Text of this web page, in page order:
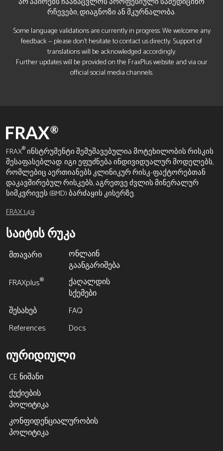
რჩევები, დიაგნოზი ან მკურნალობა.
Some language validations are currently in progress. We welcome any
feedback — please don’t hesitate to contact us directly. Support of
translations will be acknowledged accordingly.
Further updates will be provided on the FraxPlus website and via our
official social media channels.
FRAX®ინსტრუმენტი შემუშავებულია მოტეხილობის რისკის
შესაფასებლად. იგი ეფუძნება ინდივიდუალურ მოდელებს,
რომლებიც აერთიანებს კლინიკურ რისკ-ფაქტორებთან
დაკავშირებულ რისკებს, აგრეთვე ძვლის მინერალურ
სიმკვრივეს (BMD) ბარძაყის კისერზე.
FRAX 1.4.9
საიტის რუკა
მთავარი
ონლაინ
გაანგარიშება
FRAXplus®
ქაღალდის
სქემები
შესახებ
FAQ
References
Docs
იურიდიული
CE ნიშანი
ქუქიების
პოლიტიკა
კონფიდენციალურობის
პოლიტიკა